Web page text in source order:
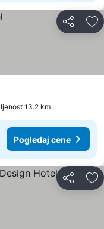
Deli
13.2 km
Pogledaj cene
Deli